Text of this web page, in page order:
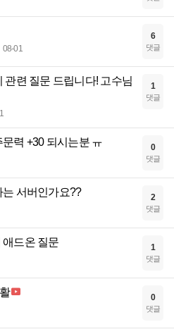
08-01
6
댓글
관련 질문 드립니다! 고수님
1
댓글
력 +30 되시는분 ㅠ 0
댓글
서버인가요?? 2
댓글
애드온 질문 1
댓글
0
댓글